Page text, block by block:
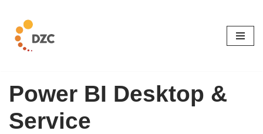
Skip
Power BI Desktop &
Service